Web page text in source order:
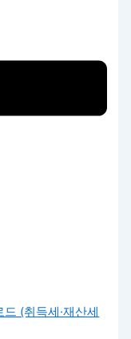
(취득세·재산세